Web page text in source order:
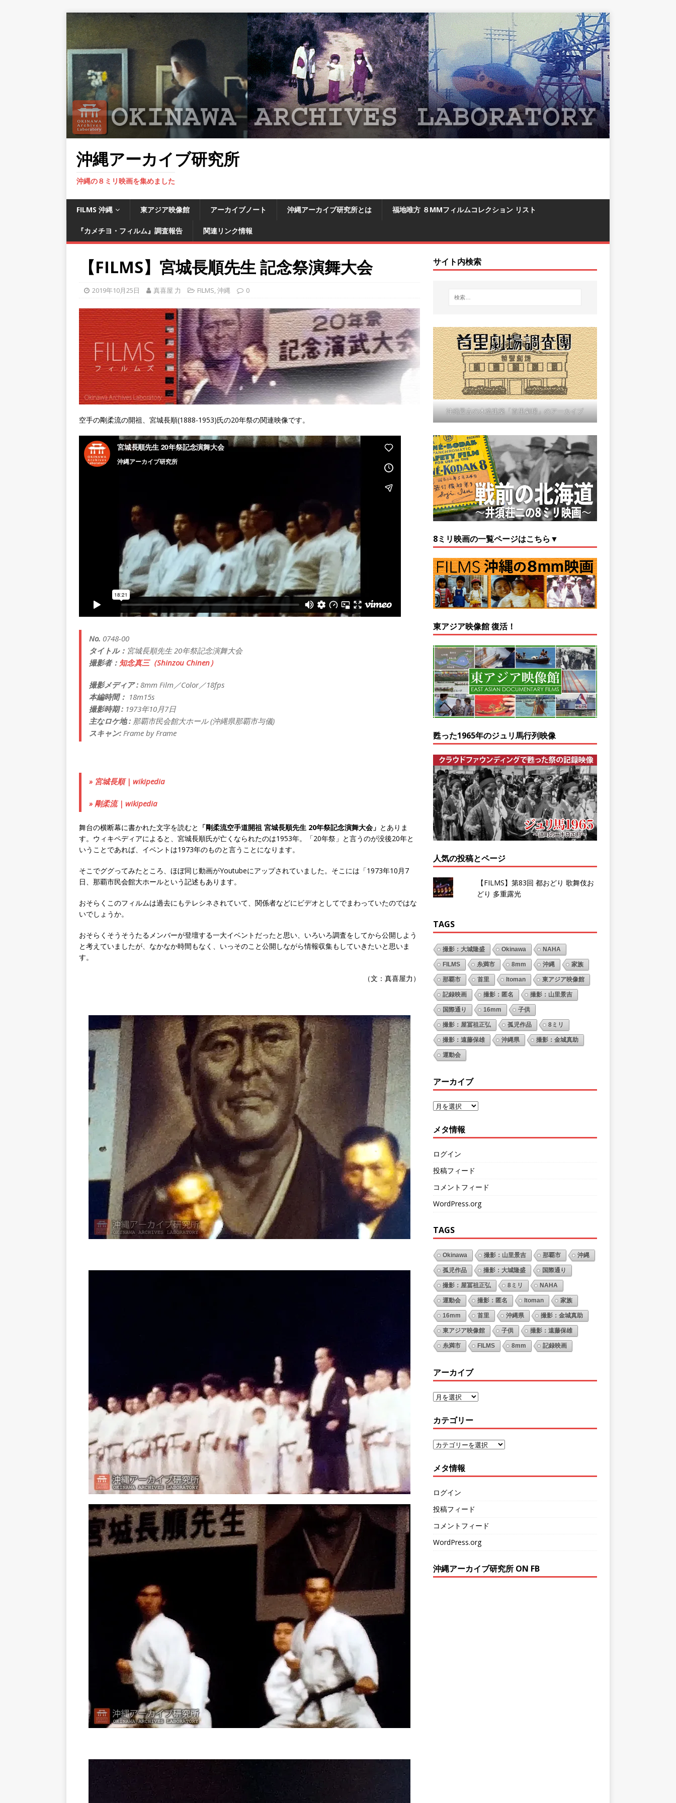
沖縄アーカイブ研究所
沖縄の８ミリ映画を集めました
FILMS 沖縄 東アジア映像館 アーカイブノート 沖縄アーカイブ研究所とは 福地唯方 ８MMフィルムコレクション リスト
『カメチヨ・フィルム』調査報告 関連リンク情報
【FILMS】宮城長順先生 記念祭演舞大会
2019年10月25日 真喜屋 力 FILMS,沖縄 0
空手の剛柔流の開祖、宮城長順(1888-1953)氏の20年祭の関連映像です。
No. 0748-00
タイトル： 宮城長順先生 20年祭記念演舞大会
撮影者： 知念真三（Shinzou Chinen）
撮影メディア : 8mm Film／Color／18fps
本編時間： 18m15s
撮影時期 : 1973年10月7日
主なロケ地 : 那覇市民会館大ホール (沖縄県那覇市与儀)
スキャン: Frame by Frame
» 宮城長順 | wikipedia
» 剛柔流 | wikipedia
舞台の横断幕に書かれた文字を読むと 「剛柔流空手道開祖 宮城長順先生 20年祭記念演舞大会」 とありま
す。ウィキペディアによると、宮城長順氏が亡くなられたのは1953年。「20年祭」と言うのが没後20年と
いうことであれば、イベントは1973年のものと言うことになります。
そこでググってみたところ、ほぼ同じ動画がYoutubeにアップされていました。そこには「1973年10月7
日、那覇市民会館大ホールという記述もあります。
おそらくこのフィルムは過去にもテレシネされていて、関係者などにビデオとしてでまわっていたのではな
いでしょうか。
おそらくそうそうたるメンバーが登壇する一大イベントだったと思い、いろいろ調査をしてから公開しよう
と考えていましたが、なかなか時間もなく、いっそのこと公開しながら情報収集もしていきたいと思いま
す。
（文：真喜屋力）
サイト内検索
沖縄最古の木造建築「首里劇場」のアーカイブ
8ミリ映画の一覧ページはこちら▼
東アジア映像館 復活！
甦った1965年のジュリ馬行列映像
人気の投稿とページ
【FILMS】第83回 都おどり 歌舞伎お
どり 多重露光
TAGS
撮影：大城隆盛 Okinawa NAHA
FILMS 糸満市 8mm 沖縄 家族
那覇市 首里 Itoman 東アジア映像館
記録映画 撮影：匿名 撮影：山里景吉
国際通り 16mm 子供
撮影：屋冨祖正弘 孤児作品 8ミリ
撮影：遠藤保雄 沖縄県 撮影：金城真助
運動会
アーカイブ
メタ情報
ログイン
投稿フィード
コメントフィード
WordPress.org
TAGS
Okinawa 撮影：山里景吉 那覇市 沖縄
孤児作品 撮影：大城隆盛 国際通り
撮影：屋冨祖正弘 8ミリ NAHA
運動会 撮影：匿名 Itoman 家族
16mm 首里 沖縄県 撮影：金城真助
東アジア映像館 子供 撮影：遠藤保雄
糸満市 FILMS 8mm 記録映画
アーカイブ
カテゴリー
メタ情報
ログイン
投稿フィード
コメントフィード
WordPress.org
沖縄アーカイブ研究所 ON FB